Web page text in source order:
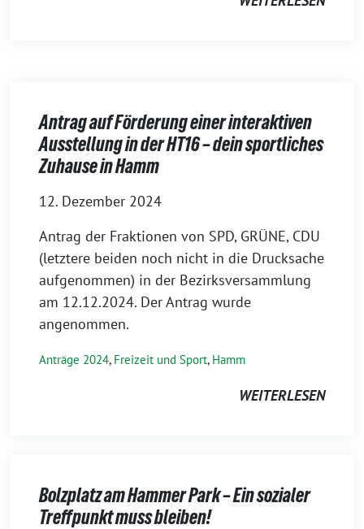
Antrag auf Förderung einer interaktiven
Ausstellung in der HT16 – dein sportliches
Zuhause in Hamm
12. Dezember 2024
Antrag der Fraktionen von SPD, GRÜNE, CDU
(letztere beiden noch nicht in die Drucksache
aufgenommen) in der Bezirksversammlung
am 12.12.2024. Der Antrag wurde
angenommen.
Anträge 2024, Freizeit und Sport, Hamm
WEITERLESEN
Bolzplatz am Hammer Park – Ein sozialer
Treffpunkt muss bleiben!